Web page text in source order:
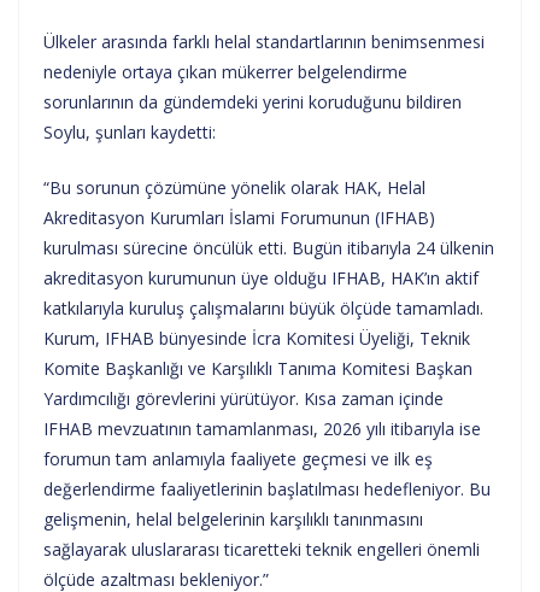
Ülkeler arasında farklı helal standartlarının benimsenmesi
nedeniyle ortaya çıkan mükerrer belgelendirme
sorunlarının da gündemdeki yerini koruduğunu bildiren
Soylu, şunları kaydetti:
“Bu sorunun çözümüne yönelik olarak HAK, Helal
Akreditasyon Kurumları İslami Forumunun (IFHAB)
kurulması sürecine öncülük etti. Bugün itibarıyla 24 ülkenin
akreditasyon kurumunun üye olduğu IFHAB, HAK’ın aktif
katkılarıyla kuruluş çalışmalarını büyük ölçüde tamamladı.
Kurum, IFHAB bünyesinde İcra Komitesi Üyeliği, Teknik
Komite Başkanlığı ve Karşılıklı Tanıma Komitesi Başkan
Yardımcılığı görevlerini yürütüyor. Kısa zaman içinde
IFHAB mevzuatının tamamlanması, 2026 yılı itibarıyla ise
forumun tam anlamıyla faaliyete geçmesi ve ilk eş
değerlendirme faaliyetlerinin başlatılması hedefleniyor. Bu
gelişmenin, helal belgelerinin karşılıklı tanınmasını
sağlayarak uluslararası ticaretteki teknik engelleri önemli
ölçüde azaltması bekleniyor.”